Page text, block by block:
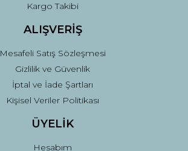
Kargo Takibi
ALIŞVERİŞ
Mesafeli Satış Sözleşmesi
Gizlilik ve Güvenlik
İptal ve İade Şartları
Kişisel Veriler Politikası
ÜYELİK
Hesabım